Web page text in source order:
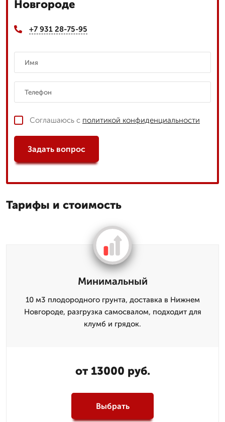
Новгороде
+7 931 28-75-95
Соглашаюсь с политикой конфиденциальности
Задать вопрос
Тарифы и стоимость
Минимальный
10 м3 плодородного грунта, доставка в Нижнем
Новгороде, разгрузка самосвалом, подходит для
клумб и грядок.
от 13000 руб.
Выбрать